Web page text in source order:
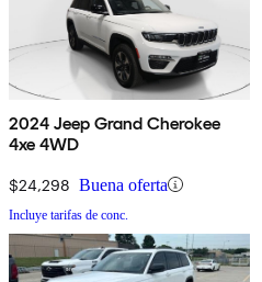
2024 Jeep Grand Cherokee
4xe 4WD
$24,298 Buena oferta
Incluye tarifas de conc.